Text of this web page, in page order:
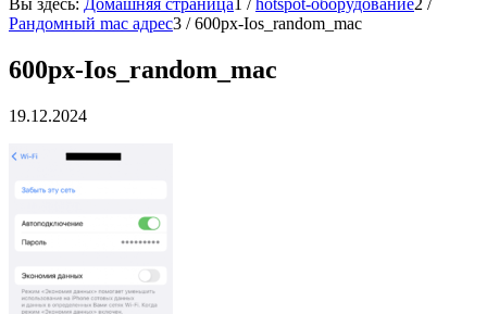
Вы здесь: Домашняя страница1 / hotspot-оборудование2 /
Рандомный mac адрес3 / 600px-Ios_random_mac
600px-Ios_random_mac
19.12.2024